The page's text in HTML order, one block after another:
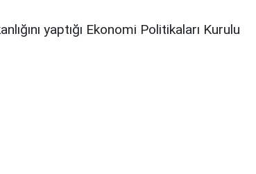
yaptığı Ekonomi Politikaları Kurulu